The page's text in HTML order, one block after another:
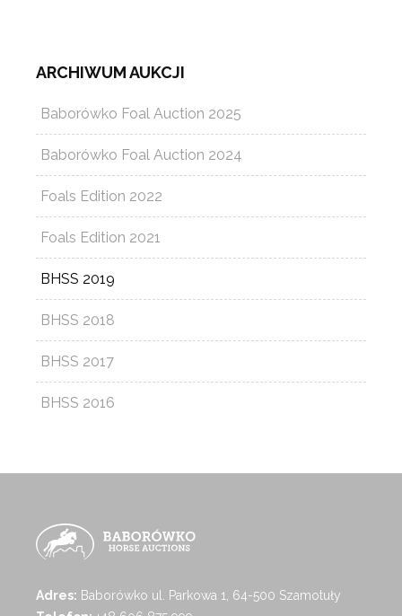
ARCHIWUM AUKCJI
Baborówko Foal Auction 2025
Baborówko Foal Auction 2024
Foals Edition 2022
Foals Edition 2021
BHSS 2019
BHSS 2018
BHSS 2017
BHSS 2016
Adres: Baborówko ul. Parkowa 1, 64-500 Szamotuły